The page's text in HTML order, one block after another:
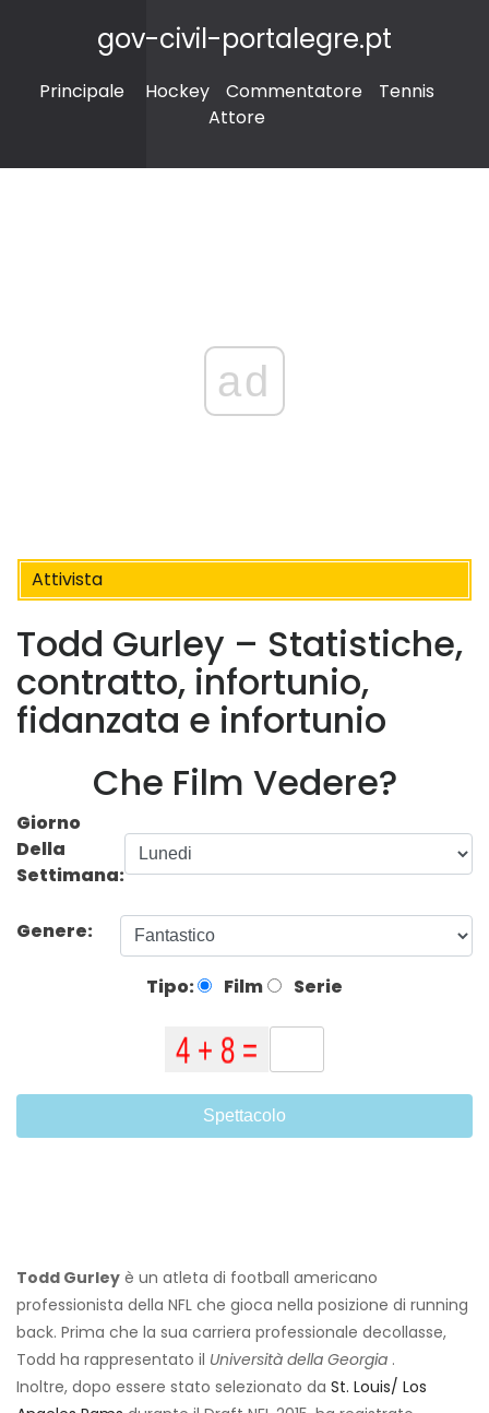
gov-civil-portalegre.pt
Principale Hockey Commentatore
Tennis
Attore
ad
Attivista
Todd Gurley – Statistiche,
contratto, infortunio,
fidanzata e infortunio
Che Film Vedere?
Giorno
Della
Settimana:
Genere:
Tipo: Film Serie
Spettacolo
Todd Gurley è un atleta di football americano
professionista della NFL che gioca nella posizione di running
back. Prima che la sua carriera professionale decollasse,
Todd ha rappresentato il Università della Georgia .
Inoltre, dopo essere stato selezionato da St. Louis/ Los